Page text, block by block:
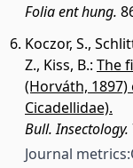
Folia ent hung.
Koczor, S.,
Z., Kiss, B.: The
(Horváth,
Cicadellidae).
Bull. Insectology.
Journal metrics: